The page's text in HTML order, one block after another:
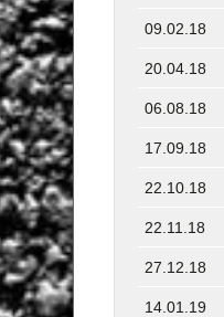
09.02.18
20.04.18
06.08.18
17.09.18
22.10.18
22.11.18
27.12.18
14.01.19